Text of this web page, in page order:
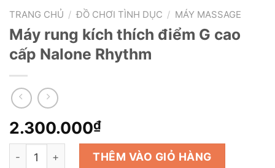
TRANG CHỦ / ĐỒ CHƠI TÌNH DỤC / MÁY MASSAGE
Máy rung kích thích điểm G cao
cấp Nalone Rhythm
2.300.000₫
Máy rung kích thích điểm G cao cấp Nalone Rhythm số
THÊM VÀO GIỎ HÀNG